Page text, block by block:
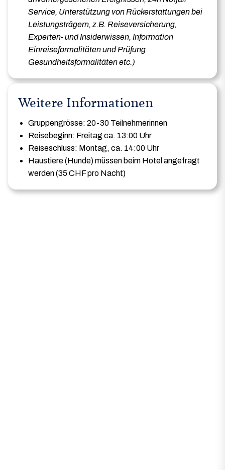
Service, Unterstützung von Rückerstattungen bei
Leistungsträgern, z.B. Reiseversicherung,
Experten- und Insiderwissen, Information
Einreiseformalitäten und Prüfung
Gesundheitsformalitäten etc.)
Weitere Informationen
Gruppengrösse: 20-30 Teilnehmerinnen
Reisebeginn: Freitag ca. 13:00 Uhr
Reiseschluss: Montag, ca. 14:00 Uhr
Haustiere (Hunde) müssen beim Hotel angefragt
werden (35 CHF pro Nacht)